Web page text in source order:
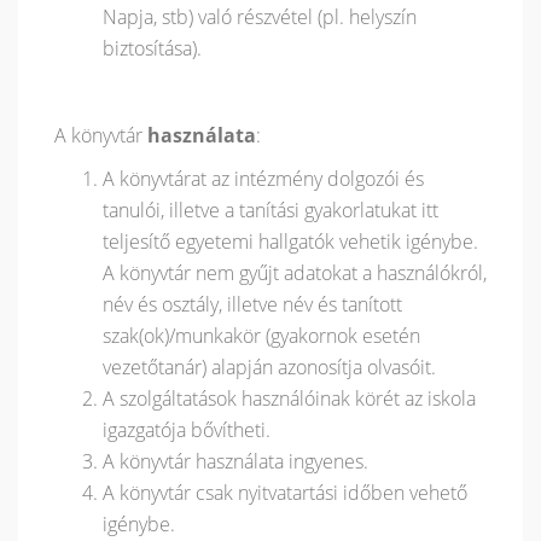
Napja, stb) való részvétel (pl. helyszín
biztosítása).
A könyvtár használata:
A könyvtárat az intézmény dolgozói és
tanulói, illetve a tanítási gyakorlatukat itt
teljesítő egyetemi hallgatók vehetik igénybe.
A könyvtár nem gyűjt adatokat a használókról,
név és osztály, illetve név és tanított
szak(ok)/munkakör (gyakornok esetén
vezetőtanár) alapján azonosítja olvasóit.
A szolgáltatások használóinak körét az iskola
igazgatója bővítheti.
A könyvtár használata ingyenes.
A könyvtár csak nyitvatartási időben vehető
igénybe.